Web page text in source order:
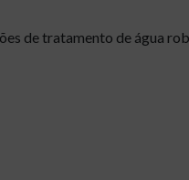
de tratamento de água